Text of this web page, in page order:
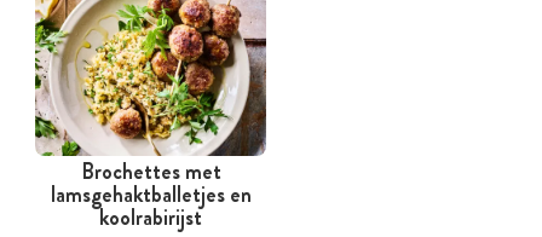
Brochettes met
lamsgehaktballetjes en
koolrabirijst